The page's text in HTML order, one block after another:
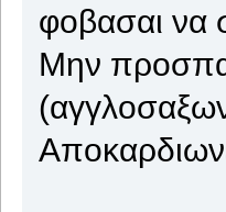
φοβασαι να
Μην